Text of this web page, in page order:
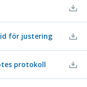
för justering
protokoll